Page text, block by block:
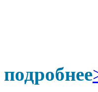
подробнее